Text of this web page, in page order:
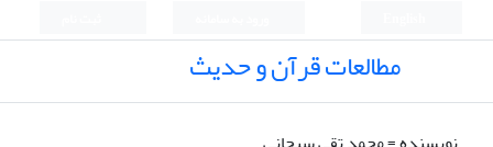
مطالعات قرآن و حدیث